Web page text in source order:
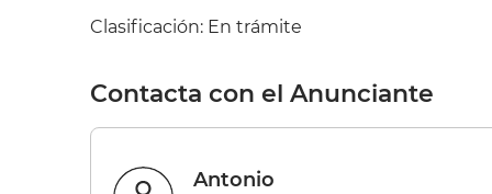
Clasificación: En trámite
Contacta con el Anunciante
Antonio